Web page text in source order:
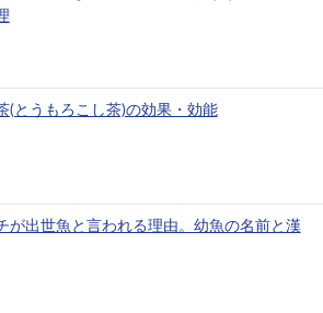
(とうもろこし茶)の効果・効能
が出世魚と言われる理由。幼魚の名前と漢